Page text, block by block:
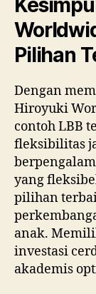
Pilihan
Dengan
Hiroyuki
contoh LBB
fleksibilitas
yang
pilihan
anak.
investasi
akademis